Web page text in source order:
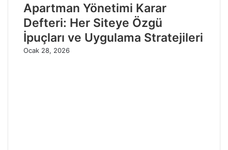
Apartman Yönetimi Karar
Defteri: Her Siteye Özgü
İpuçları ve Uygulama Stratejileri
Ocak 28, 2026